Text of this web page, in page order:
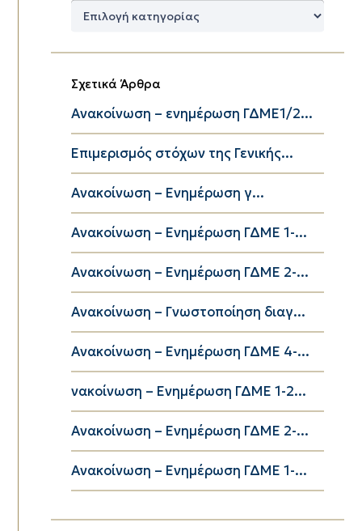
Δημοφιλείς
Σχετικά Άρθρα
Ανακοίνωση – ενημέρωση ΓΔΜΕ1/2...
Eπιμερισμός στόχων της Γενικής...
Ανακοίνωση – Ενημέρωση γ...
Ανακοίνωση – Ενημέρωση ΓΔΜΕ 1-...
Ανακοίνωση – Ενημέρωση ΓΔΜΕ 2-...
Ανακοίνωση – Γνωστοποίηση διαγ...
Ανακοίνωση – Ενημέρωση ΓΔΜΕ 4-...
νακοίνωση – Ενημέρωση ΓΔΜΕ 1-2...
Ανακοίνωση – Ενημέρωση ΓΔΜΕ 2-...
Ανακοίνωση – Ενημέρωση ΓΔΜΕ 1-...